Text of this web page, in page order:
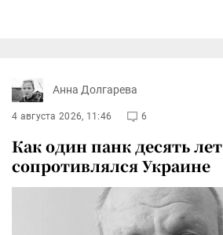
Анна Долгарева
4 августа 2026, 11:46 6
Как один панк десять лет
сопротивлялся Украине